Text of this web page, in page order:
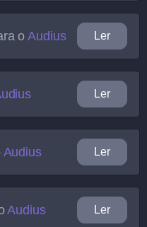
oAudius Ler
Ler
Audius Ler
Audius Ler